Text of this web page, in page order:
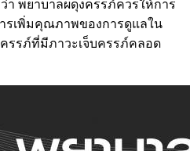
พยาบาลผดุงครรภ์ควรให้การ
รเพิ่มคุณภาพของการดูแลใน
รรภ์ที่มีภาวะเจ็บครรภ์คลอด